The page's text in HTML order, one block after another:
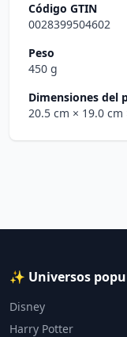
Código GTIN
0028399504602
Peso
450 g
Dimensiones del
20.5 cm × 19.0 cm
✨ Universos
Disney
Harry Potter